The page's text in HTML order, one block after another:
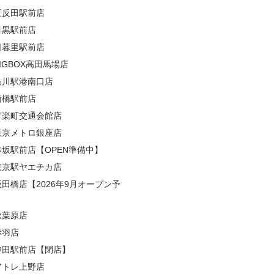
反田駅前店
黒駅前店
暮里駅前店
高田馬場店
川駅港南口店
橋駅前店
楽町交通会館店
京メトロ銀座店
駅前店【OPEN準備中】
京駅ヤエチカ店
田橋店【2026年9月オープン予
葉原店
羽店
駅前店【閉店】
トレ上野店